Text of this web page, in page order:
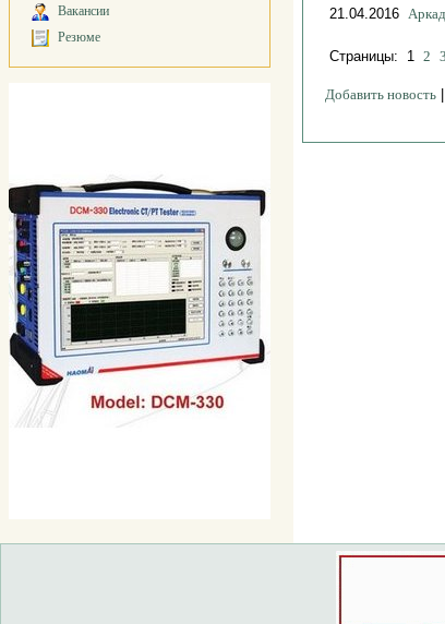
Вакансии
Резюме
21.04.2016
Страницы: 1 2 3
Добавить новость